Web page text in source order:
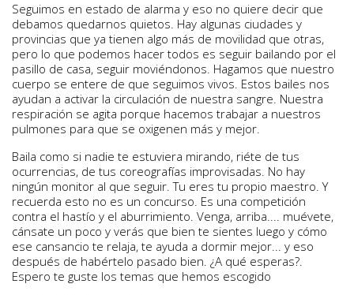
Seguimos en estado de alarma y eso no quiere decir que
debamos quedarnos quietos. Hay algunas ciudades y
provincias que ya tienen algo más de movilidad que otras,
pero lo que podemos hacer todos es seguir bailando por el
pasillo de casa, seguir moviéndonos. Hagamos que nuestro
cuerpo se entere de que seguimos vivos. Estos bailes nos
ayudan a activar la circulación de nuestra sangre. Nuestra
respiración se agita porque hacemos trabajar a nuestros
pulmones para que se oxigenen más y mejor.
Baila como si nadie te estuviera mirando, riéte de tus
ocurrencias, de tus coreografías improvisadas. No hay
ningún monitor al que seguir. Tu eres tu propio maestro. Y
recuerda esto no es un concurso. Es una competición
contra el hastío y el aburrimiento. Venga, arriba.... muévete,
cánsate un poco y verás que bien te sientes luego y cómo
ese cansancio te relaja, te ayuda a dormir mejor... y eso
después de habértelo pasado bien. ¿A qué esperas?.
Espero te guste los temas que hemos escogido